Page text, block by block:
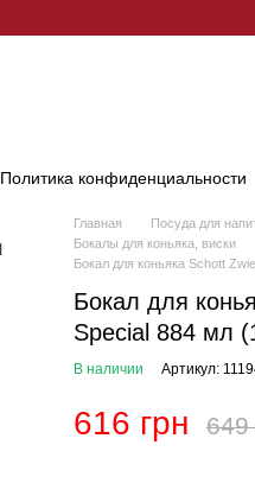
Политика конфиденциальности
Главная Посуда для
Бокалы для коньяка, виски
Бокал для коньяка Schott
Бокал для
Special 884 мл
В наличии Артикул:
616 грн 649